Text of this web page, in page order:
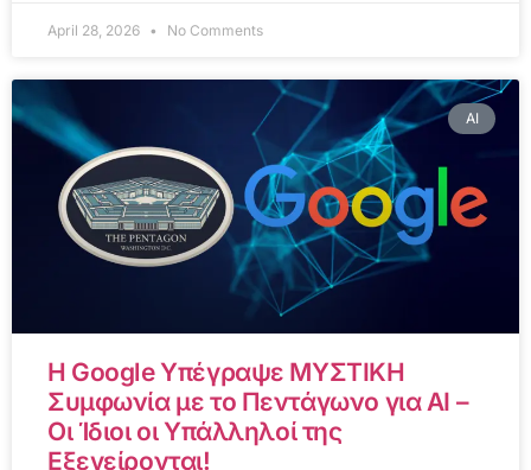
April 28, 2026 No Comments
AI
Η Google Υπέγραψε ΜΥΣΤΙΚΗ
Συμφωνία με το Πεντάγωνο για AI –
Οι Ίδιοι οι Υπάλληλοί της
Εξεγείρονται!